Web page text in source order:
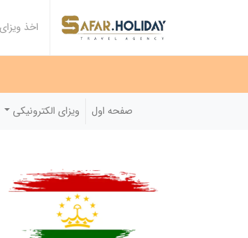
اخذ
صفحه اول ویزای الکترونیکی